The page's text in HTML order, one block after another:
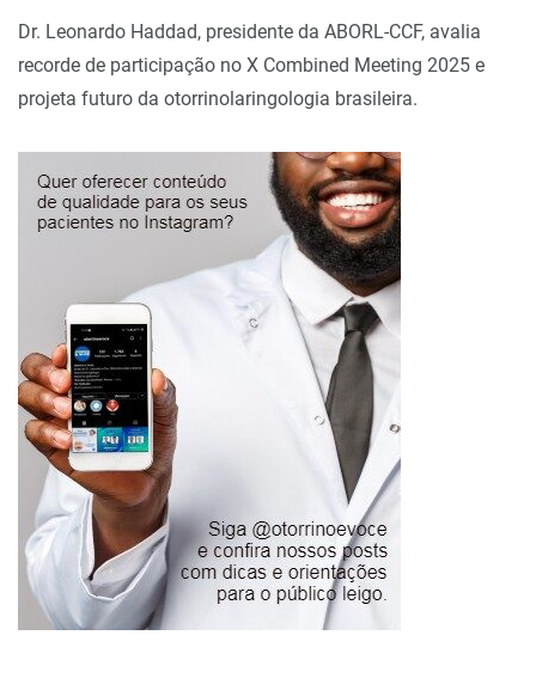
Dr. Leonardo Haddad, presidente da ABORL-CCF, avalia
recorde de participação no X Combined Meeting 2025 e
projeta futuro da otorrinolaringologia brasileira.